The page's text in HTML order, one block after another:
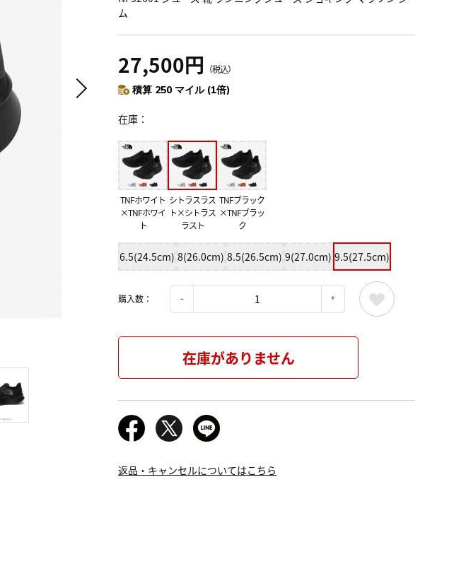
ム
27,500円 （税込）
積算 250 マイル (1倍)
在庫
TNFホワイト
×TNFホワイ
ト
シトラスラス
ト×シトラス
ラスト
TNFブラック
×TNFブラッ
ク
6.5(24.5cm) 8(26.0cm) 8.5(26.5cm) 9(27.0cm) 9.5(27.5cm)
購入数：
在庫がありません
返品・キャンセルについてはこちら